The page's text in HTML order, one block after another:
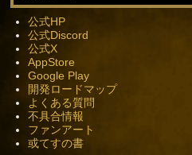
公式HP
公式Discord
公式X
AppStore
Google Play
開発ロードマップ
よくある質問
不具合情報
ファンアート
或てすの書